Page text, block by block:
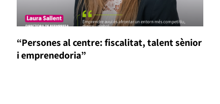
“Persones al centre: fiscalitat, talent sènior
i emprenedoria”